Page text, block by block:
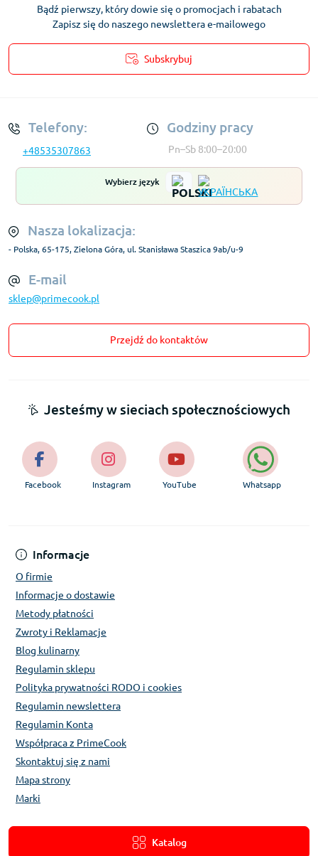
Bądź pierwszy, który dowie się o promocjach i rabatach
Zapisz się do naszego newslettera e-mailowego
Subskrybuj
Telefony:
+48535307863
Godziny pracy
Pn–Sb 8:00–20:00
Wybierz język
Nasza lokalizacja:
- Polska, 65-175, Zielona Góra, ul. Stanisława Staszica 9ab/u-9
E-mail
sklep@primecook.pl
Przejdź do kontaktów
Informacje
O firmie
Informacje o dostawie
Metody płatności
Zwroty i Reklamacje
Blog kulinarny
Regulamin sklepu
Polityka prywatności RODO i cookies
Regulamin newslettera
Regulamin Konta
Współpraca z PrimeCook
Skontaktuj się z nami
Mapa strony
Marki
Katalog
Jesteśmy w sieciach społecznościowych
Facebook Instagram YouTube Whatsapp